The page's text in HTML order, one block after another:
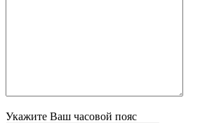
Укажите Ваш часовой пояс